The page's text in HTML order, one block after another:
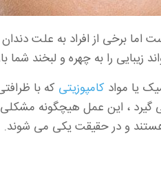
اما برخی از افراد به علت
زیبایی را به چهره و لبخند شما
یا مواد کامپوزیتی که با
، این عمل هیچگونه مشکلی
هستند و در حقیقت یکی می شوند.